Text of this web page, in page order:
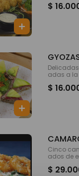
$
adas a
$
Cinco
ados de
$